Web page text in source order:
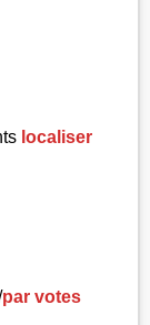
localiser
par votes